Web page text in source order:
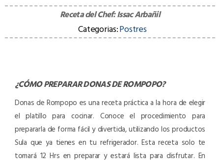
Receta del Chef:Issac Arbañil
Categorias:Postres
¿CÓMO PREPARARDONAS DE ROMPOPO?
Donas de Rompopo es una receta práctica a la hora de elegir
el platillo para cocinar. Conoce el procedimiento para
prepararla de forma fácil y divertida, utilizando los productos
Sula que ya tienes en tu refrigerador. Esta receta solo te
tomará 12 Hrs en preparar y estará lista para disfrutar. En